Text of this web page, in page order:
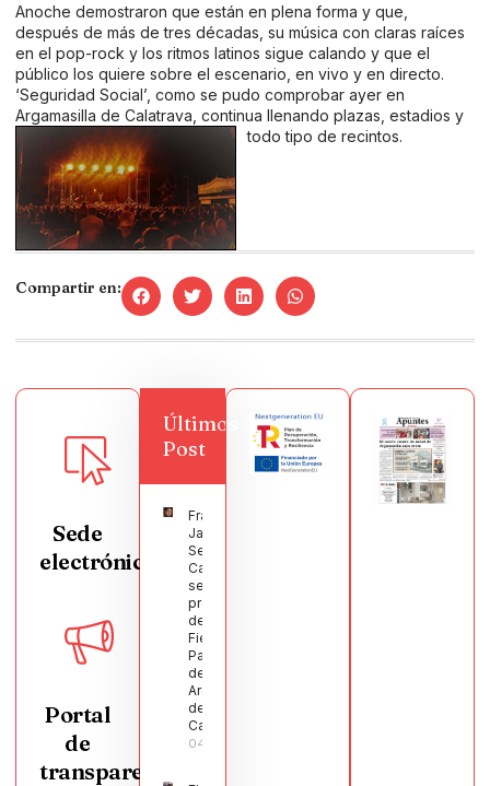
Anoche demostraron que están en plena forma y que,
después de más de tres décadas, su música con claras raíces
en el pop-rock y los ritmos latinos sigue calando y que el
público los quiere sobre el escenario, en vivo y en directo.
‘Seguridad Social’, como se pudo comprobar ayer en
Argamasilla de Calatrava, continua llenando plazas, estadios y
todo tipo de recintos.
Compartir en:
Sede
electrónica
Portal
de
transparencia
Últimos
Post
Francisco
Javier
Segura
Castellanos
será el
pregonero
de las
Fiestas
Patronales
de
Argamasilla
de
Calatrava
04/08/2026